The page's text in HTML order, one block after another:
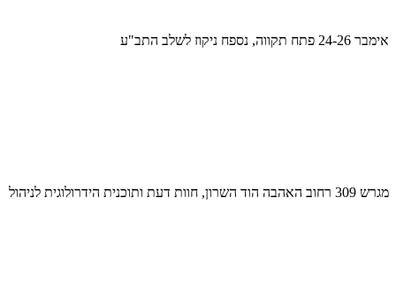
אימבר 24-26 פתח תקווה, נספח ניקוז לשלב התב"ע
מגרש 309 רחוב האהבה הוד השרון, חוות דעת ותוכנית הידרולוגית לניהול